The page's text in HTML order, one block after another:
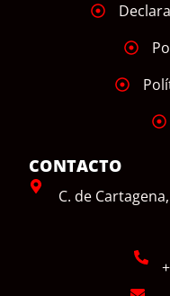
CONTACTO
C. de